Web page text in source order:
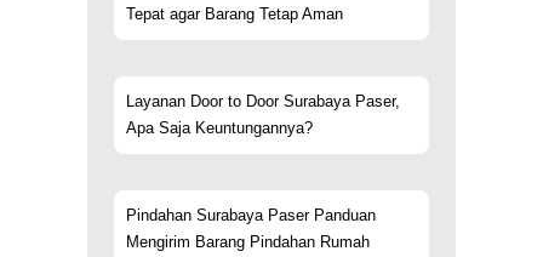
Tepat agar Barang Tetap Aman
Layanan Door to Door Surabaya Paser,
Apa Saja Keuntungannya?
Pindahan Surabaya Paser Panduan
Mengirim Barang Pindahan Rumah